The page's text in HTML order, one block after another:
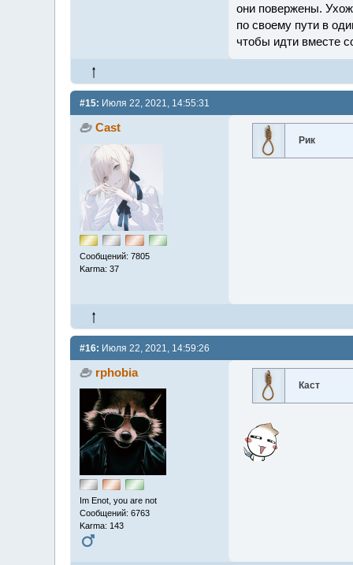
они повержены.
по своему пути в
чтобы идти вместе
#15: Июля 22, 2021, 14:55:31
Cast
Сообщений: 7805
Karma: 37
Рик
#16: Июля 22, 2021, 14:59:26
rphobia
Im Enot, you are not
Сообщений: 6763
Karma: 143
Каст